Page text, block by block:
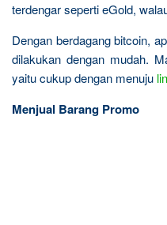
terdengar seperti eGold,
Dengan berdagang bitcoin,
dilakukan dengan mudah.
yaitu cukup dengan menuju
Menjual Barang Promo